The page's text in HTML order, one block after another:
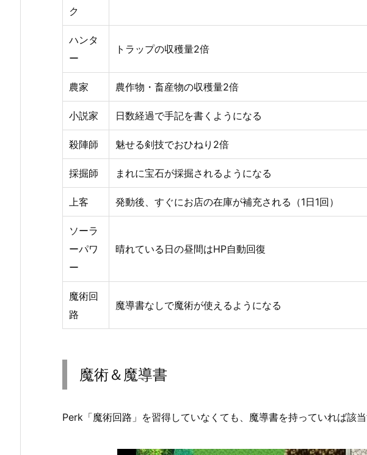
ク
ハンタ
ー
トラップの収穫量2倍
農家 農作物・畜産物の収穫量2倍
小説家 日数経過で手記を書くようになる
殺陣師 魅せる剣技でおひねり2倍
採掘師 まれに宝石が採掘されるようになる
上客 発動後、すぐにお店の在庫が補充される（1日1回）
ソーラ
ーパワ
ー
晴れている日の昼間はHP自動回復
魔術回
路
魔導書なしで魔術が使えるようになる
魔術＆魔導書
Perk「魔術回路」を習得していなくても、魔導書を持っていれば該当